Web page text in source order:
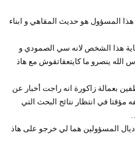
هذا المسؤول هو حديث المقاهي و ابناء
هذا الشخص لانه سي الصمودي و
الله ينصرو ما كايتعقاتقوش مع هاذ
بعمالة زاكورة انه راجت أخبار عن
مؤقتا في انتظار نتائج البحث التي
ديال المسؤولين هما لي خرجو على هاذ